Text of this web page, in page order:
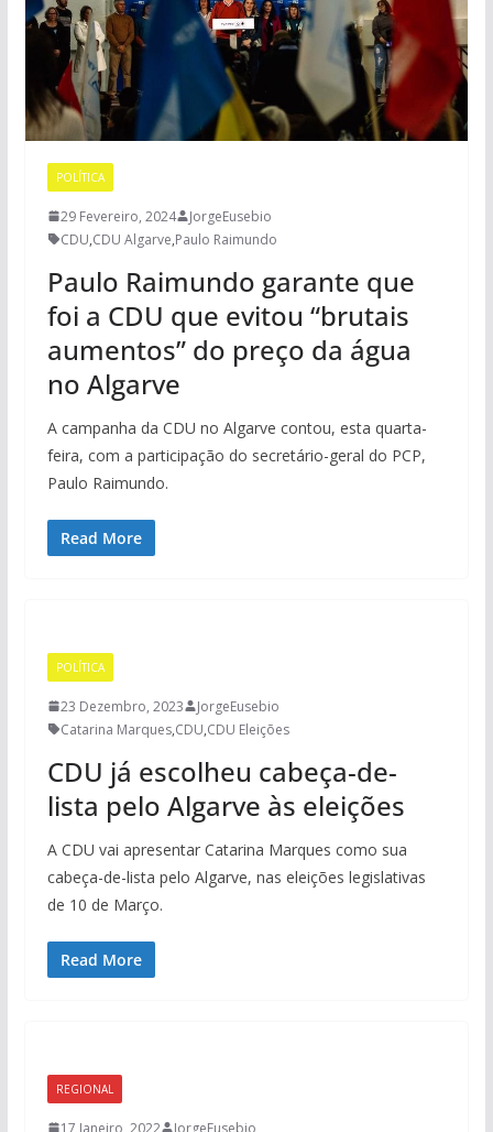
POLÍTICA
29 Fevereiro, 2024
JorgeEusebio
CDU,CDU Algarve,Paulo Raimundo
Paulo Raimundo garante que
foi a CDU que evitou “brutais
aumentos” do preço da água
no Algarve
A campanha da CDU no Algarve contou, esta quarta-
feira, com a participação do secretário-geral do PCP,
Paulo Raimundo.
Read More
POLÍTICA
23 Dezembro, 2023
JorgeEusebio
Catarina Marques,CDU,CDU Eleições
CDU já escolheu cabeça-de-
lista pelo Algarve às eleições
A CDU vai apresentar Catarina Marques como sua
cabeça-de-lista pelo Algarve, nas eleições legislativas
de 10 de Março.
Read More
REGIONAL
17 Janeiro, 2022 JorgeEusebio